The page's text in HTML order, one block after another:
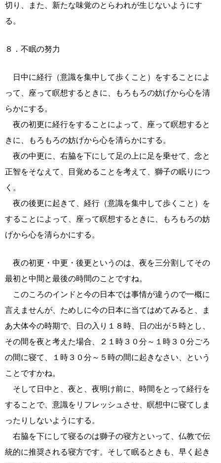
切り、また、新たな味覚のとらわれが生じないようにす
る。
８．不眠の努力
日中に経行（意識を集中して歩くこと）をすることによ
って、座って瞑想するときに、もろもろの妨げから心を清
らかにする。
夜の初更に経行をすることによって、座って瞑想すると
きに、もろもろの妨げから心を清らかにする。
夜の中更に、右脇を下にして足の上に足を乗せて、念と
正智をそなえて、目覚めることを考えて、獅子の眠りにつ
く。
夜の後更に起きて、経行（意識を集中して歩くこと）を
することによって、座って瞑想するときに、もろもろの妨
げから心を清らかにする。
夜の初更・中更・後更というのは、夜を三分割してその
最初と中間と最後の時間のことですね。
このころのインドと今の日本では事情が違うので一概に
言えませんが、ためしに今の日本に当てはめてみると、ま
あ大体今の時期で、日の入り１８時、日の出が５時とし、
その間を夜と考えた場合、２１時３０分～１時３０分ごろ
の間に寝て、１時３０分～５時の間に起きなさい、という
ことですかね。
そして日中と、夜と、夜明け前に、時間をとって経行を
することで、意識をリフレッシュさせ、瞑想中に寝てしま
ったりしないようにする。
右脇を下にして寝るのは獅子の寝方といって、仏教で伝
統的に推奨される寝方です。そして眠るときも、早く起き